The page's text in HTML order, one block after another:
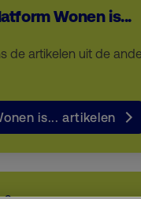
Wonen is...
de artikelen uit de
is... artikelen